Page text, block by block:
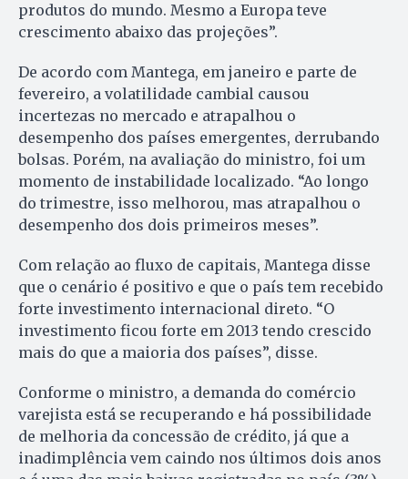
produtos do mundo. Mesmo a Europa teve
crescimento abaixo das projeções”.
De acordo com Mantega, em janeiro e parte de
fevereiro, a volatilidade cambial causou
incertezas no mercado e atrapalhou o
desempenho dos países emergentes, derrubando
bolsas. Porém, na avaliação do ministro, foi um
momento de instabilidade localizado. “Ao longo
do trimestre, isso melhorou, mas atrapalhou o
desempenho dos dois primeiros meses”.
Com relação ao fluxo de capitais, Mantega disse
que o cenário é positivo e que o país tem recebido
forte investimento internacional direto. “O
investimento ficou forte em 2013 tendo crescido
mais do que a maioria dos países”, disse.
Conforme o ministro, a demanda do comércio
varejista está se recuperando e há possibilidade
de melhoria da concessão de crédito, já que a
inadimplência vem caindo nos últimos dois anos